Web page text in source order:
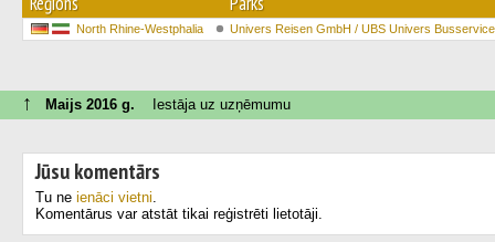
North Rhine-Westphalia Univers Reisen GmbH / UBS Univers
↑ Maijs 2016 g. Iestāja uz uzņēmumu
Jūsu komentārs
Tu ne ienāci vietni.
Komentārus var atstāt tikai reģistrēti lietotāji.